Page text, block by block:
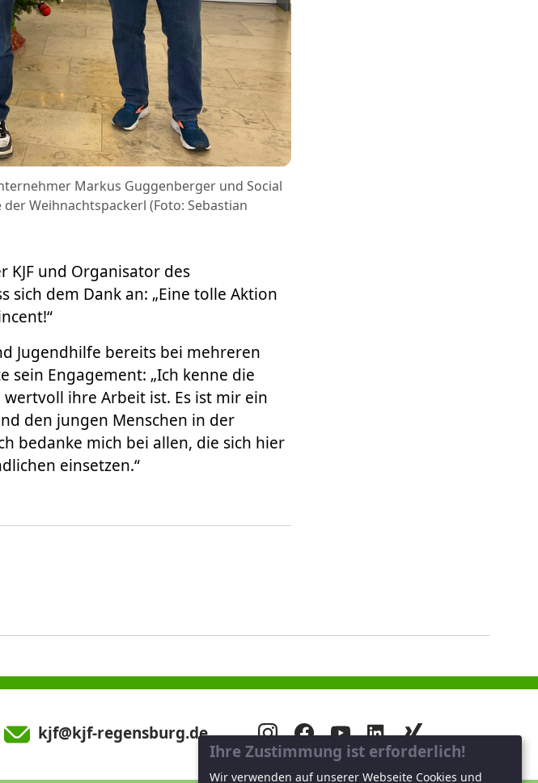
Markus Guggenberger und Social
Weihnachtspackerl (Foto: Sebastian
KJF und Organisator des
sich dem Dank an: „Eine tolle Aktion
Jugendhilfe bereits bei mehreren
Engagement: „Ich kenne die
ihre Arbeit ist. Es ist mir ein
den jungen Menschen in der
bedanke mich bei allen, die sich hier
einsetzen.“
kjf@kjf-regensburg.de
Ihre Zustimmung ist erforderlich!
Wir verwenden auf unserer Webseite Cookies und